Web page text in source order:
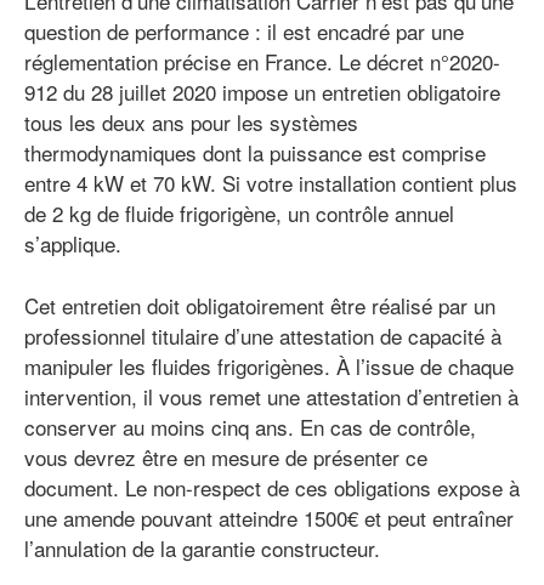
question de performance : il est encadré par une
réglementation précise en France. Le décret n°2020-
912 du 28 juillet 2020 impose un entretien obligatoire
tous les deux ans pour les systèmes
thermodynamiques dont la puissance est comprise
entre 4 kW et 70 kW. Si votre installation contient plus
de 2 kg de fluide frigorigène, un contrôle annuel
s’applique.
Cet entretien doit obligatoirement être réalisé par un
professionnel titulaire d’une attestation de capacité à
manipuler les fluides frigorigènes. À l’issue de chaque
intervention, il vous remet une attestation d’entretien à
conserver au moins cinq ans. En cas de contrôle,
vous devrez être en mesure de présenter ce
document. Le non-respect de ces obligations expose à
une amende pouvant atteindre 1500€ et peut entraîner
l’annulation de la garantie constructeur.